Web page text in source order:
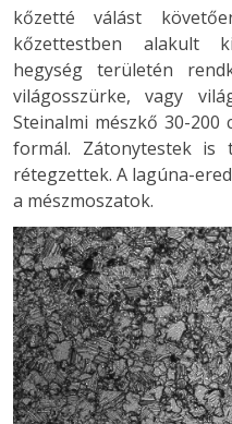
kőzetté válást
kőzettestben alakult
hegység területén
világosszürke, vagy
Steinalmi mészkő 30-
formál. Zátonytestek is
rétegzettek. A lagúna-
a mészmoszatok.